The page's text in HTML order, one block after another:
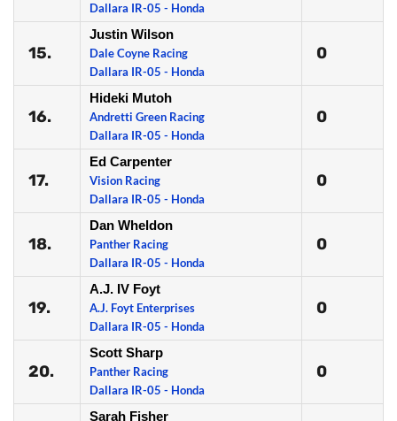
Dallara IR-05 - Honda
15.
Justin Wilson
Dale Coyne Racing
Dallara IR-05 - Honda
0
16.
Hideki Mutoh
Andretti Green Racing
Dallara IR-05 - Honda
0
17.
Ed Carpenter
Vision Racing
Dallara IR-05 - Honda
0
18.
Dan Wheldon
Panther Racing
Dallara IR-05 - Honda
0
19.
A.J. IV Foyt
A.J. Foyt Enterprises
Dallara IR-05 - Honda
0
20.
Scott Sharp
Panther Racing
Dallara IR-05 - Honda
0
Sarah Fisher